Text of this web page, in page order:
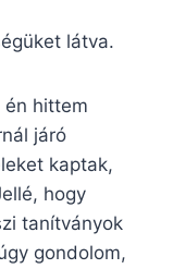
látva.
én hittem
járó
kaptak,
hogy
tanítványok
gondolom,